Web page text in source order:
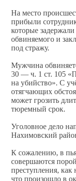
На место
прибыли
которые задержали
обвиняемого и
под стражу.
Мужчина
30 — ч. 1 ст. 105
на убийство». С
отягчающих
может грозить
тюремный срок.
Уголовное дело
Нахимовский
К сожалению, в
совершаются
преступления, как
что произошло в